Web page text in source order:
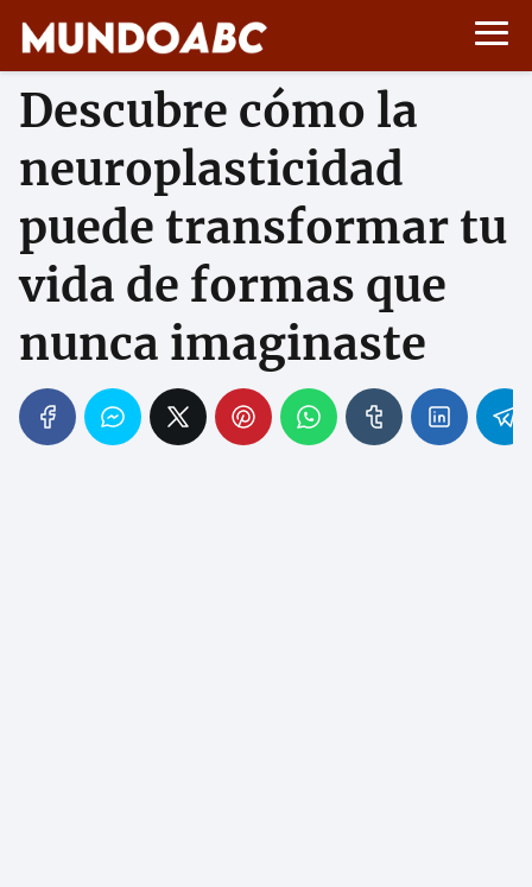
Descubre cómo la
neuroplasticidad
puede transformar tu
vida de formas que
nunca imaginaste